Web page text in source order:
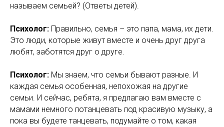
называем семьей? (Ответы детей).
Психолог: Правильно, семья – это папа, мама, их дети.
Это люди, которые живут вместе и очень друг друга
любят, заботятся друг о друге.
Психолог: Мы знаем, что семьи бывают разные. И
каждая семья особенная, непохожая на другие
семьи. И сейчас, ребята, я предлагаю вам вместе с
мамами немного потанцевать под красивую музыку, а
пока вы будете танцевать, подумайте о том, какая